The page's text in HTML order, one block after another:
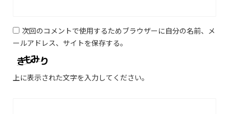
次回のコメントで使用するためブラウザーに自分の名前、メ
ールアドレス、サイトを保存する。
上に表示された文字を入力してください。